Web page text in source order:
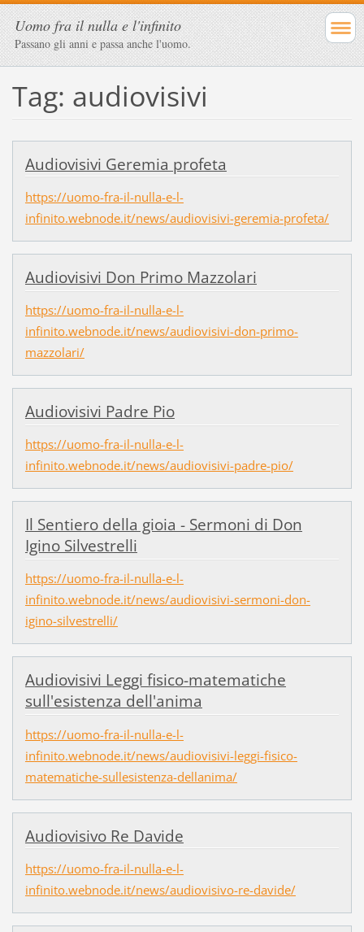
Uomo fra il nulla e l'infinito
Passano gli anni e passa anche l'uomo.
Tag: audiovisivi
Audiovisivi Geremia profeta
https://uomo-fra-il-nulla-e-l-
infinito.webnode.it/news/audiovisivi-geremia-profeta/
Audiovisivi Don Primo Mazzolari
https://uomo-fra-il-nulla-e-l-
infinito.webnode.it/news/audiovisivi-don-primo-
mazzolari/
Audiovisivi Padre Pio
https://uomo-fra-il-nulla-e-l-
infinito.webnode.it/news/audiovisivi-padre-pio/
Il Sentiero della gioia - Sermoni di Don
Igino Silvestrelli
https://uomo-fra-il-nulla-e-l-
infinito.webnode.it/news/audiovisivi-sermoni-don-
igino-silvestrelli/
Audiovisivi Leggi fisico-matematiche
sull'esistenza dell'anima
https://uomo-fra-il-nulla-e-l-
infinito.webnode.it/news/audiovisivi-leggi-fisico-
matematiche-sullesistenza-dellanima/
Audiovisivo Re Davide
https://uomo-fra-il-nulla-e-l-
infinito.webnode.it/news/audiovisivo-re-davide/